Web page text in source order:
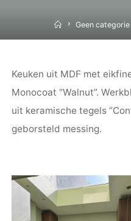
HomeGeen categorie
Keuken uit MDF met
Monocoat “Walnut”.
uit keramische tegels
geborsteld messing.